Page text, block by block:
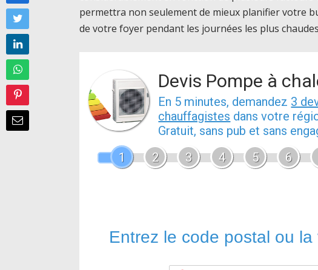
permettra non seulement de mieux planifier votre
de votre foyer pendant les journées les plus
Devis Pompe à
En 5 minutes, demandez 3
chauffagistes dans votre
Gratuit, sans pub et sans
1
2 3 4 5 6
Entrez le code postal ou